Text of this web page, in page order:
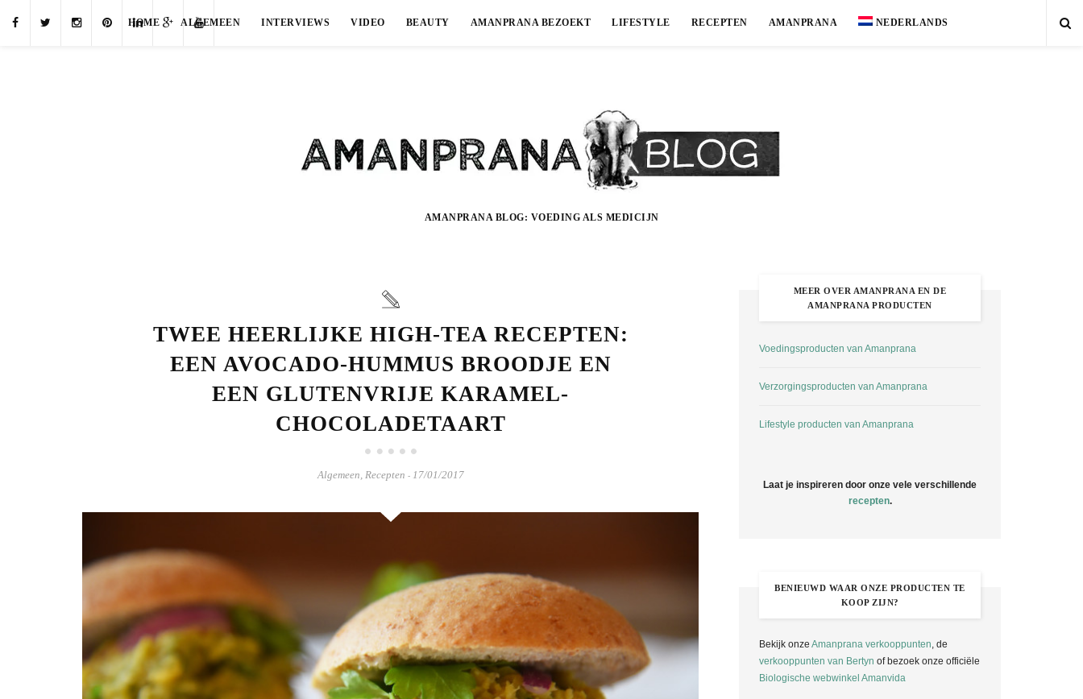
HOME ALGEMEEN INTERVIEWS VIDEO BEAUTY AMANPRANA BEZOEKT LIFESTYLE RECEPTEN AMANPRANA NEDERLANDS
AMANPRANA BLOG: VOEDING ALS MEDICIJN
TWEE HEERLIJKE HIGH-TEA RECEPTEN:
EEN AVOCADO-HUMMUS BROODJE EN
EEN GLUTENVRIJE KARAMEL-
CHOCOLADETAART
Algemeen, Recepten - 17/01/2017
MEER OVER AMANPRANA EN DE
AMANPRANA PRODUCTEN
Voedingsproducten van Amanprana
Verzorgingsproducten van Amanprana
Lifestyle producten van Amanprana
Laat je inspireren door onze vele verschillende
recepten.
BENIEUWD WAAR ONZE PRODUCTEN TE
KOOP ZIJN?
Bekijk onze Amanprana verkooppunten, de
verkooppunten van Bertyn of bezoek onze officiële
Biologische webwinkel Amanvida